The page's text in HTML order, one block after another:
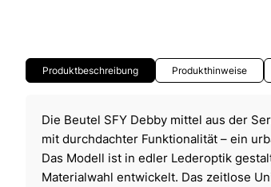
Produktbeschreibung Produkthinweise
Die Beutel SFY Debby mittel aus der
mit durchdachter Funktionalität – ein
Das Modell ist in edler Lederoptik
Materialwahl entwickelt. Das zeitlose